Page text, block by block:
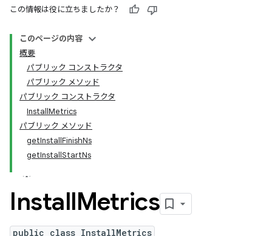
この情報は役に立ちましたか？
このページの内容
概要
パブリック コンストラクタ
パブリック メソッド
パブリック コンストラクタ
InstallMetrics
パブリック メソッド
getInstallFinishNs
getInstallStartNs
InstallMetrics
public class InstallMetrics